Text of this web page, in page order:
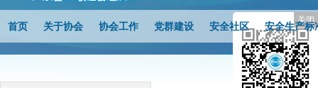
首页 关于协会 协会工作 党群建设 安全社区 安全生产标
关闭